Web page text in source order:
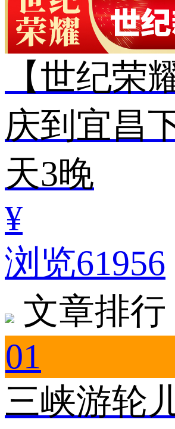
【世纪荣
庆到宜昌
天3晚
¥
浏览61956
文章排行
01
三峡游轮